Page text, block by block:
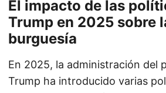
El impacto de las
Trump en 2025 sobre
burguesía
En 2025, la administración del
Trump ha introducido varias